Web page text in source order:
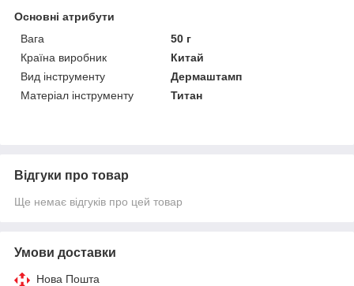
Основні атрибути
Вага
50 г
Країна виробник
Китай
Вид інструменту
Дермаштамп
Матеріал інструменту
Титан
Відгуки про товар
Ще немає відгуків про цей товар
Умови доставки
Нова Пошта